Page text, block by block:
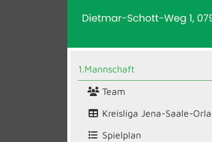
1.Mannschaft
Team
Kreisliga Jena-Saale-Orla
Spielplan